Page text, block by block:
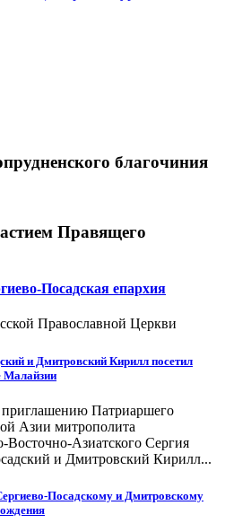
благочиния
Правящего
Посадская епархия
Православной Церкви
и Дмитровский Кирилл посетил
Малайзии
приглашению Патриаршего
Азии митрополита
Азиатского Сергия
и Дмитровский Кирилл...
Посадскому и Дмитровскому